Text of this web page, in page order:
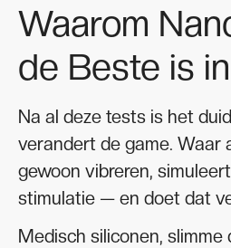
Waarom
de Beste is
Na al deze tests is het
verandert de game. Waar
gewoon vibreren,
stimulatie — en doet dat
Medisch siliconen, slimme